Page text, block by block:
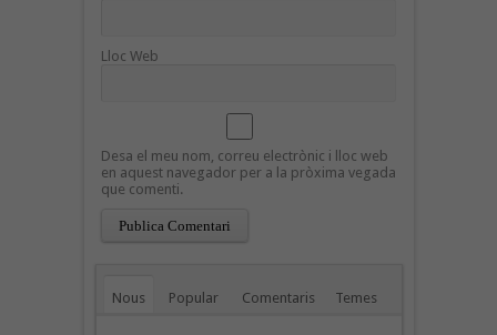
Lloc Web
Desa el meu nom, correu electrònic i lloc web
en aquest navegador per a la pròxima vegada
que comenti.
Nous Popular Comentaris Temes